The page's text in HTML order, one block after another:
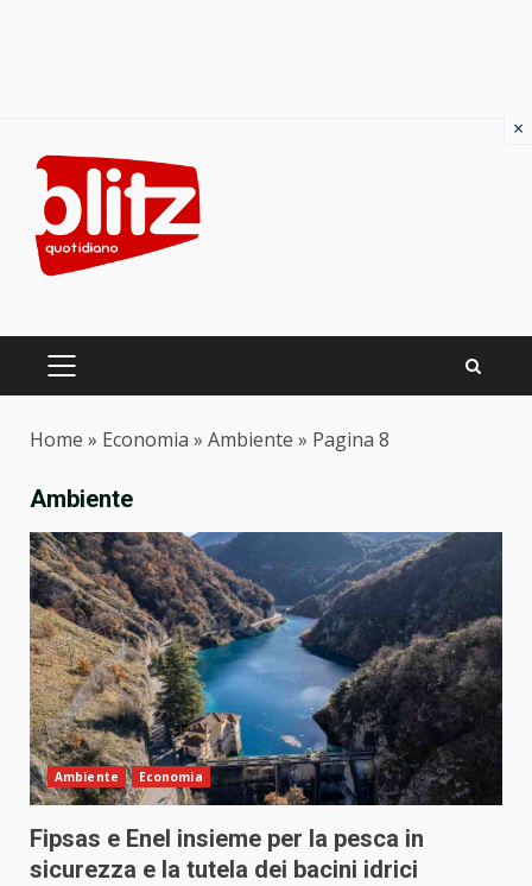
content
PRIMARY
Home » Economia » Ambiente » Pagina 8
Ambiente
Ambiente Economia
Fipsas e Enel insieme per la pesca in
sicurezza e la tutela dei bacini idrici
×